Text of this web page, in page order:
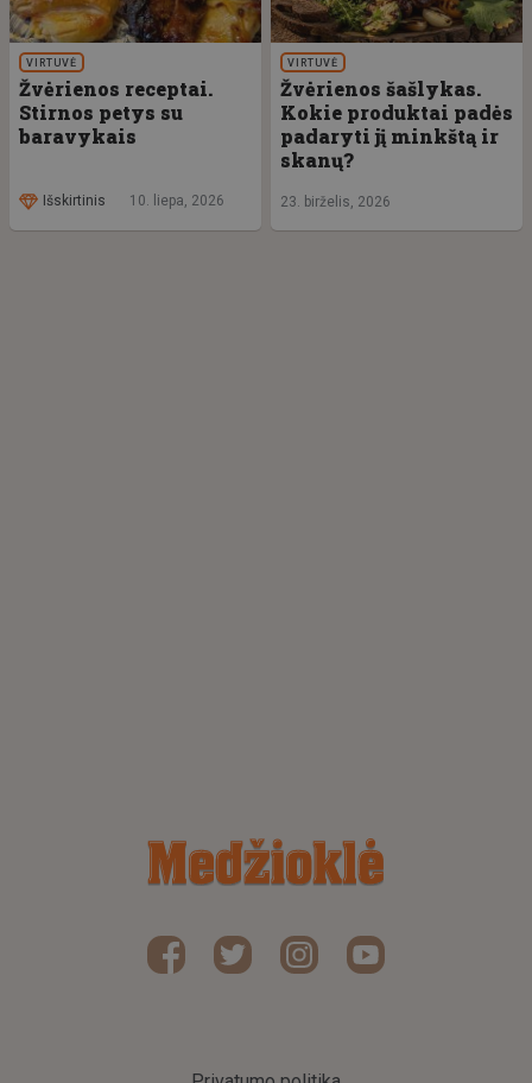
VIRTUVĖ
Žvėrienos receptai.
Stirnos petys su
baravykais
Išskirtinis 10. liepa, 2026
VIRTUVĖ
Žvėrienos šašlykas.
Kokie produktai padės
padaryti jį minkštą ir
skanų?
23. birželis, 2026